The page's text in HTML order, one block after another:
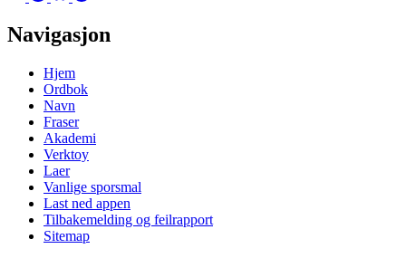
Navigasjon
Hjem
Ordbok
Navn
Fraser
Akademi
Verktoy
Laer
Vanlige sporsmal
Last ned appen
Tilbakemelding og feilrapport
Sitemap